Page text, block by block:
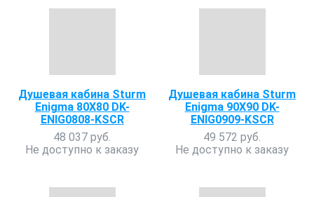
Душевая кабина Sturm
Enigma 80X80 DK-
ENIG0808-KSCR
48 037 руб.
Не доступно к заказу
Душевая кабина Sturm
Enigma 90X90 DK-
ENIG0909-KSCR
49 572 руб.
Не доступно к заказу